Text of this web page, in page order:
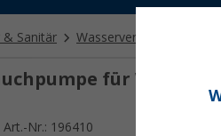
& Sanitär Wasserversorgung
für
Art.-Nr.: 196410